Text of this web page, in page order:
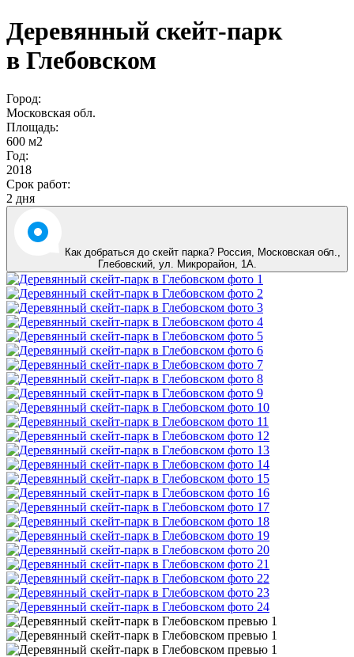
Деревянный скейт-парк
в Глебовском
Город:
Московская обл.
Площадь:
600 м2
Год:
2018
Срок работ:
2 дня
Как добраться до скейт парка? Россия, Московская обл.,
Глебовский, ул. Mикрорайон, 1А.